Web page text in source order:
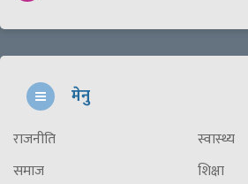
मेनु
राजनीति
समाज
स्वास्थ्य
शिक्षा